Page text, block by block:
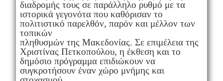
διαδρομής τους σε παράλληλο ρυθμό με τα
ιστορικά γεγονότα που καθόρισαν το
πολιτιστικό παρελθόν, παρόν και μέλλον των
τοπικών
πληθυσμών της Μακεδονίας. Σε επιμέλεια της
Χριστίνας Πετκοπούλου, η έκθεση και το
δημόσιο πρόγραμμα επιδιώκουν να
συγκροτήσουν έναν χώρο μνήμης και